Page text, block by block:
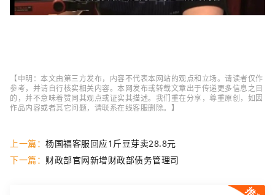
【申明：本文由第三方发布，内容不代表本网站的观点和立场。请读者仅作
参考，并请自行核实相关内容。本网发布或转载文章出于传递更多信息之目
的，并不意味着赞同其观点或证实其描述。我们重在分享，尊重原创，如因
作品内容或者其它问题，请联系在线客服删除。】
上一篇： 杨国福客服回应1斤豆芽卖28.8元
下一篇： 财政部官网新增财政部债务管理司